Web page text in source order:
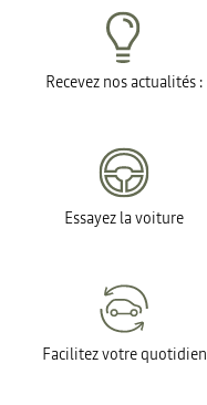
Recevez nos actualités :
Essayez la voiture
Facilitez votre quotidien